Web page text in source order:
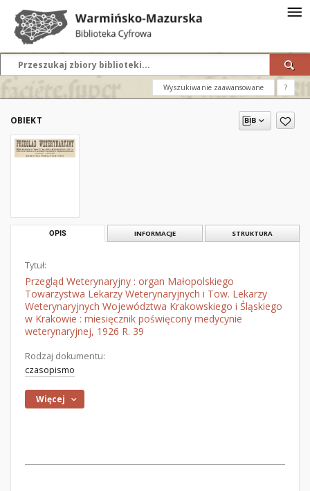
Wyszukiwanie zaawansowane ?
OBIEKT
OPIS INFORMACJE STRUKTURA
Tytuł:
Przegląd Weterynaryjny : organ Małopolskiego
Towarzystwa Lekarzy Weterynaryjnych i Tow. Lekarzy
Weterynaryjnych Województwa Krakowskiego i Śląskiego
w Krakowie : miesięcznik poświęcony medycynie
weterynaryjnej, 1926 R. 39
Rodzaj dokumentu:
czasopismo
Więcej